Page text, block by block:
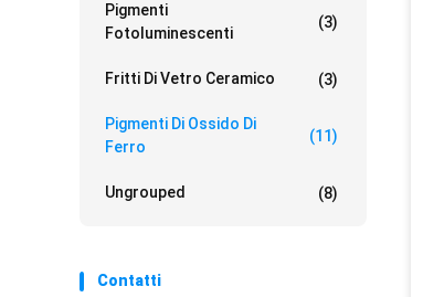
Pigmenti
Fotoluminescenti
(3)
Fritti Di Vetro Ceramico (3)
Pigmenti Di Ossido Di
Ferro
(11)
Ungrouped (8)
Contatti